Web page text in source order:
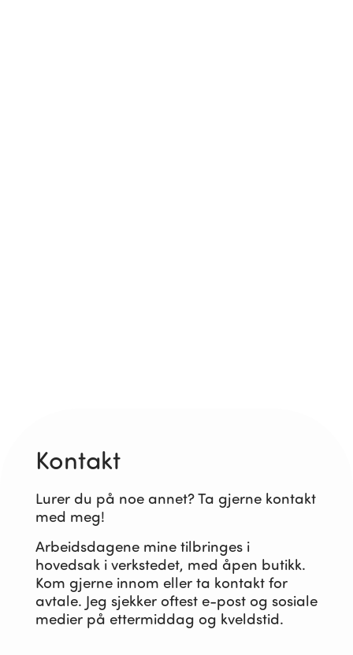
Kontakt
Lurer du på noe annet? Ta gjerne kontakt
med meg!
Arbeidsdagene mine tilbringes i
hovedsak i verkstedet, med åpen butikk.
Kom gjerne innom eller ta kontakt for
avtale. Jeg sjekker oftest e-post og sosiale
medier på ettermiddag og kveldstid.